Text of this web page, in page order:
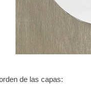
de las capas: